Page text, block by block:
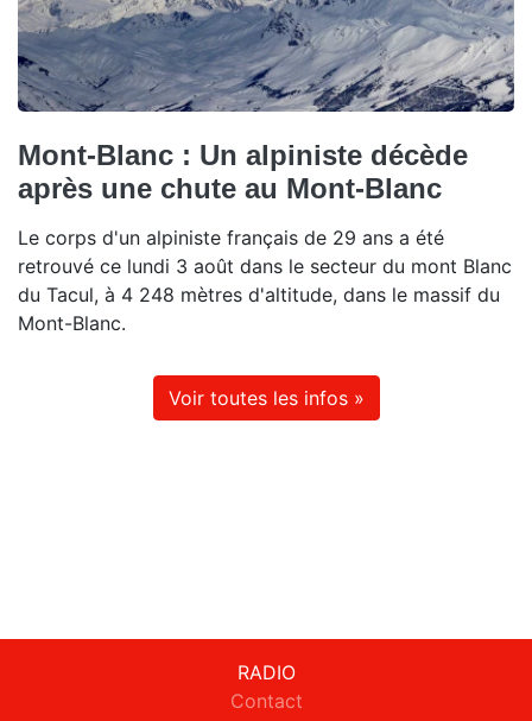
Mont-Blanc : Un alpiniste décède
après une chute au Mont-Blanc
Le corps d'un alpiniste français de 29 ans a été
retrouvé ce lundi 3 août dans le secteur du mont Blanc
du Tacul, à 4 248 mètres d'altitude, dans le massif du
Mont-Blanc.
Voir toutes les infos »
RADIO
Contact